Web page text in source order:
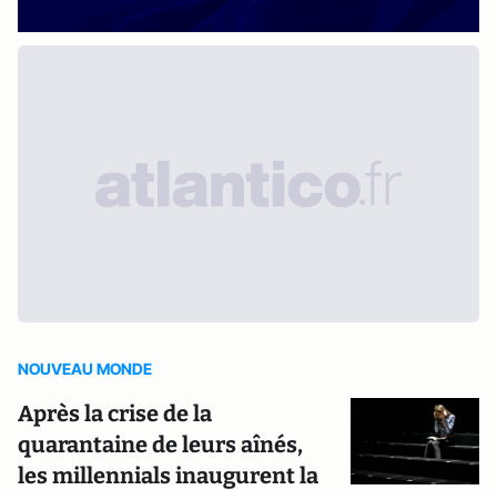
NOUVEAU MONDE
Après la crise de la
quarantaine de leurs aînés,
les millennials inaugurent la